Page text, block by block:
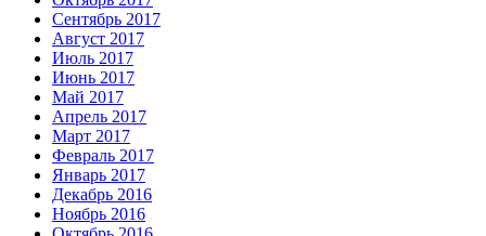
Сентябрь 2017
Август 2017
Июль 2017
Июнь 2017
Май 2017
Апрель 2017
Март 2017
Февраль 2017
Январь 2017
Декабрь 2016
Ноябрь 2016